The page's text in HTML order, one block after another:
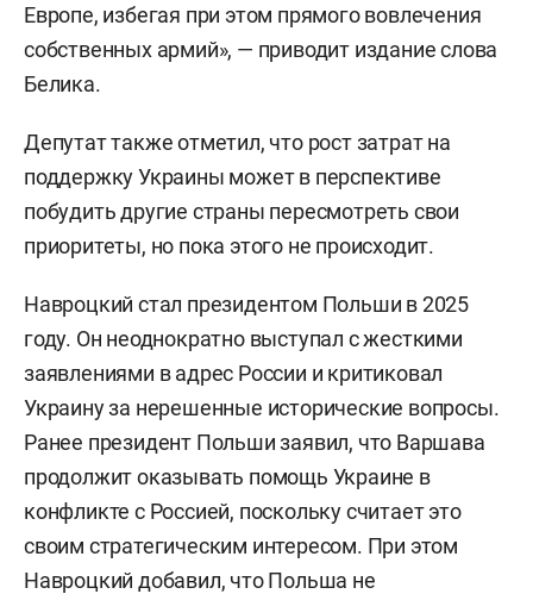
Европе, избегая при этом прямого вовлечения
собственных армий», — приводит издание слова
Белика.
Депутат также отметил, что рост затрат на
поддержку Украины может в перспективе
побудить другие страны пересмотреть свои
приоритеты, но пока этого не происходит.
Навроцкий стал президентом Польши в 2025
году. Он неоднократно выступал с жесткими
заявлениями в адрес России и критиковал
Украину за нерешенные исторические вопросы.
Ранее президент Польши заявил, что Варшава
продолжит оказывать помощь Украине в
конфликте с Россией, поскольку считает это
своим стратегическим интересом. При этом
Навроцкий добавил, что Польша не